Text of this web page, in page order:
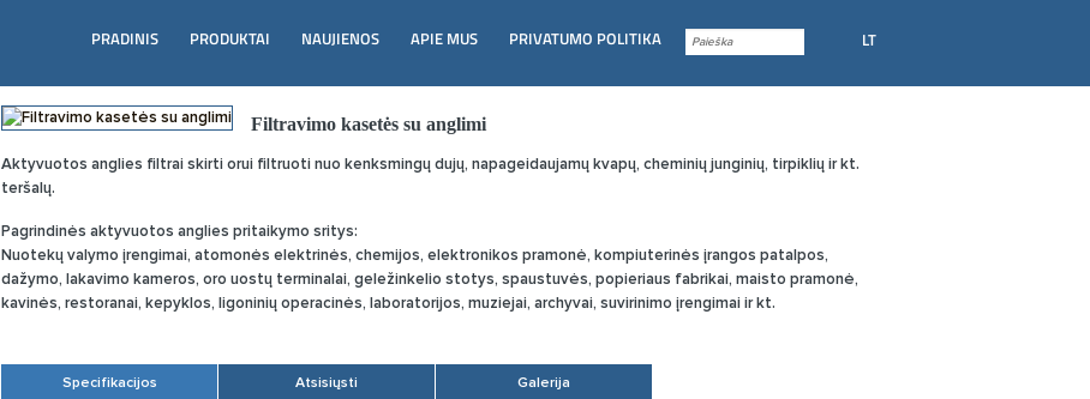
LT
PRADINIS PRODUKTAI NAUJIENOS APIE MUS PRIVATUMO POLITIKA
Filtravimo kasetės su anglimi
Aktyvuotos anglies filtrai skirti orui filtruoti nuo kenksmingų dujų, napageidaujamų kvapų, cheminių junginių, tirpiklių ir kt.
teršalų.
Pagrindinės aktyvuotos anglies pritaikymo sritys:
Nuotekų valymo įrengimai, atomonės elektrinės, chemijos, elektronikos pramonė, kompiuterinės įrangos patalpos,
dažymo, lakavimo kameros, oro uostų terminalai, geležinkelio stotys, spaustuvės, popieriaus fabrikai, maisto pramonė,
kavinės, restoranai, kepyklos, ligoninių operacinės, laboratorijos, muziejai, archyvai, suvirinimo įrengimai ir kt.
Specifikacijos Atsisiųsti Galerija